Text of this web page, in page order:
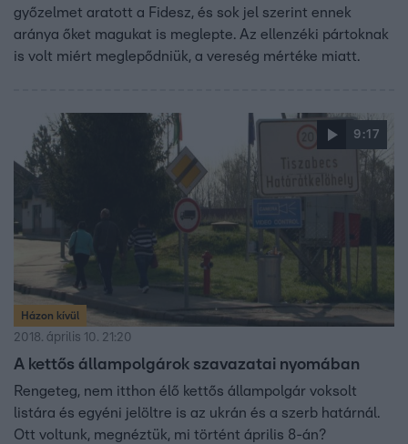
győzelmet aratott a Fidesz, és sok jel szerint ennek
aránya őket magukat is meglepte. Az ellenzéki pártoknak
is volt miért meglepődniük, a vereség mértéke miatt.
9:17
Házon kívül
2018. április 10. 21:20
A kettős állampolgárok szavazatai nyomában
Rengeteg, nem itthon élő kettős állampolgár voksolt
listára és egyéni jelöltre is az ukrán és a szerb határnál.
Ott voltunk, megnéztük, mi történt április 8-án?